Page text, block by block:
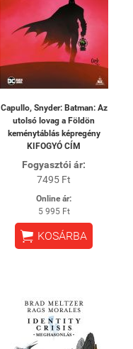
Capullo, Snyder: Batman: Az
utolsó lovag a Földön
keménytáblás képregény
KIFOGYÓ CÍM
Fogyasztói ár:
7495 Ft
Online ár:
5 995 Ft
 KOSÁRBA